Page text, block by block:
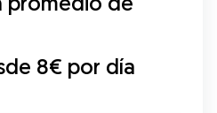
8€ por día